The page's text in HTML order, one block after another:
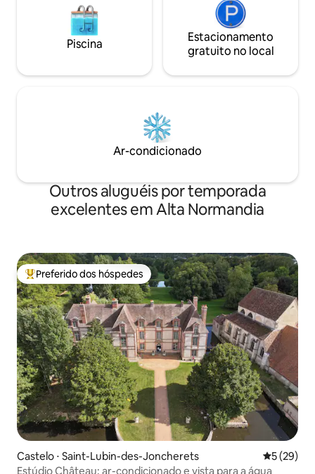
Piscina
Estacionamento
gratuito no local
Ar-condicionado
Outros aluguéis por temporada
excelentes em Alta Normandia
Entre os melhores preferidos dos hóspedes
Preferido dos hóspedes
Castelo ⋅ Saint-Lubin-des-Joncherets 5 de uma
5 (29)
Estúdio Château: ar-condicionado e vista para a água